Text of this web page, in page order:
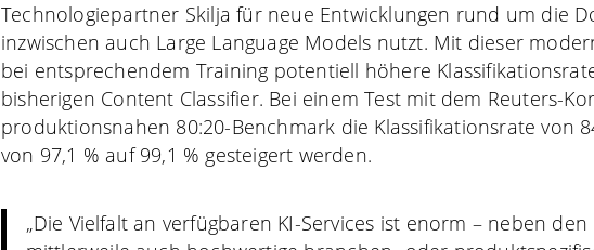
Technologiepartner Skilja für neue Entwicklungen rund um die
inzwischen auch Large Language Models nutzt. Mit dieser
bei entsprechendem Training potentiell höhere
bisherigen Content Classifier. Bei einem Test mit dem Reuters-
produktionsnahen 80:20-Benchmark die Klassifikationsrate von
von 97,1 % auf 99,1 % gesteigert werden.
„Die Vielfalt an verfügbaren KI-Services ist enorm – neben